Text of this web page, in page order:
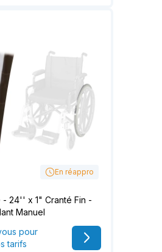
En réappro
- 24'' x 1" Cranté Fin -
Manuel
pour
tarifs